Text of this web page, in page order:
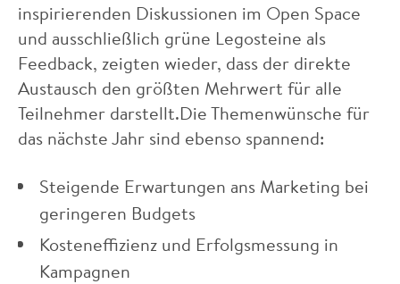
inspirierenden Diskussionen im Open Space
und ausschließlich grüne Legosteine als
Feedback, zeigten wieder, dass der direkte
Austausch den größten Mehrwert für alle
Teilnehmer darstellt.Die Themenwünsche für
das nächste Jahr sind ebenso spannend:
Steigende Erwartungen ans Marketing bei
geringeren Budgets
Kosteneffizienz und Erfolgsmessung in
Kampagnen